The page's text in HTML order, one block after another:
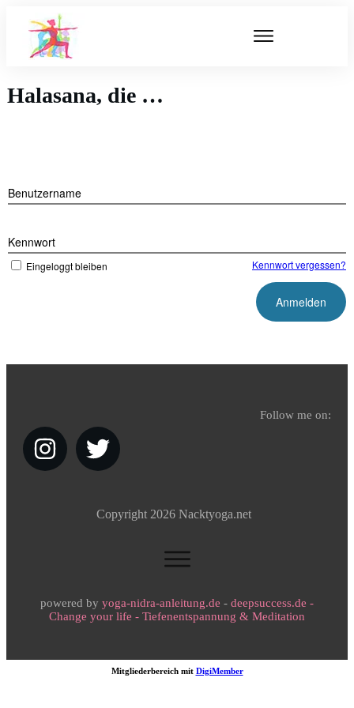
Halasana, die …
Benutzername
Kennwort
Eingeloggt bleiben Kennwort vergessen?
Follow me on:
Copyright 2026 Nacktyoga.net
powered by yoga-nidra-anleitung.de - deepsuccess.de -
Change your life - Tiefenentspannung & Meditation
Mitgliederbereich mit DigiMember